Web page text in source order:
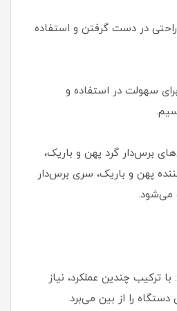
راحتی در دست گرفتن و استفاده
۳۶۰ درجه: برای سهولت در استفاده و
برس‌دار گرد پهن و باریک،
پهن و باریک، سری برس‌دار
می‌شود.
ترکیب چندین عملکرد، نیاز
دستگاه را از بین می‌برد.